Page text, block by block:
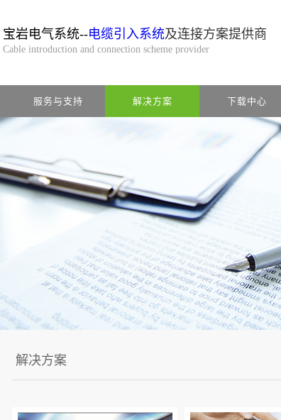
宝岩电气系统--电缆引入系统及连接方案提供商
Cable introduction and connection scheme provider
服务与支持 解决方案 下载中心
解决方案